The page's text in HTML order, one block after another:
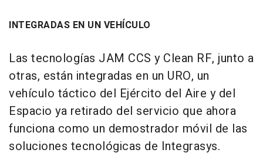
INTEGRADAS EN UN VEHÍCULO
Las tecnologías JAM CCS y Clean RF, junto a
otras, están integradas en un URO, un
vehículo táctico del Ejército del Aire y del
Espacio ya retirado del servicio que ahora
funciona como un demostrador móvil de las
soluciones tecnológicas de Integrasys.